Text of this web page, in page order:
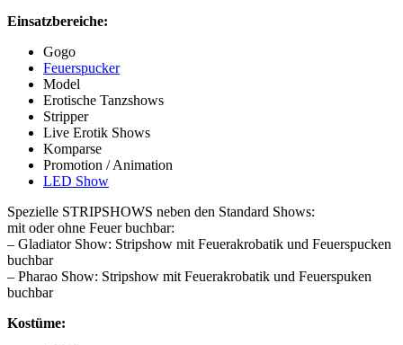
Einsatzbereiche:
Gogo
Feuerspucker
Model
Erotische Tanzshows
Stripper
Live Erotik Shows
Komparse
Promotion / Animation
LED Show
Spezielle STRIPSHOWS neben den Standard Shows:
mit oder ohne Feuer buchbar:
– Gladiator Show: Stripshow mit Feuerakrobatik und Feuerspucken
buchbar
– Pharao Show: Stripshow mit Feuerakrobatik und Feuerspuken
buchbar
Kostüme: